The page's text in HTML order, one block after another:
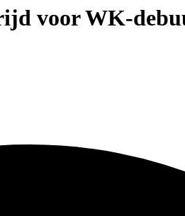
voor WK-